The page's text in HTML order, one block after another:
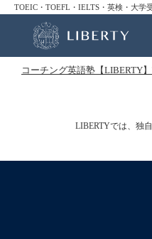
TOEIC・TOEFL・IELTS・英検・大学
コーチング英語塾【LIBERTY
LIBERTYでは、独